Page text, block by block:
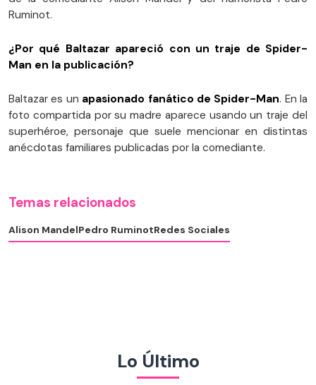
Ruminot.
¿Por qué Baltazar apareció con un traje de Spider-
Man en la publicación?
Baltazar es un apasionado fanático de Spider-Man. En la
foto compartida por su madre aparece usando un traje del
superhéroe, personaje que suele mencionar en distintas
anécdotas familiares publicadas por la comediante.
Temas relacionados
Alison MandelPedro RuminotRedes Sociales
Lo Último